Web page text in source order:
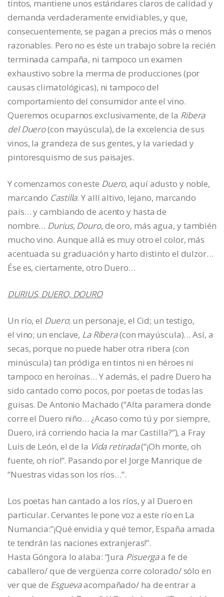
tintos, mantiene unos estándares claros de calidad y
demanda verdaderamente envidiables, y que,
consecuentemente, se pagan a precios más o menos
razonables. Pero no es éste un trabajo sobre la recién
terminada campaña, ni tampoco un examen
exhaustivo sobre la merma de producciones (por
causas climatológicas), ni tampoco del
comportamiento del consumidor ante el vino.
Queremos ocuparnos exclusivamente, de la Ribera
del Duero(con mayúscula), de la excelencia de sus
vinos, la grandeza de sus gentes, y la variedad y
pintoresquismo de sus paisajes.
Y comenzamos con este Duero, aquí adusto y noble,
marcando Castilla. Y allí altivo, lejano, marcando
país… y cambiando de acento y hasta de
nombre… Durius, Douro, de oro, más agua, y también
mucho vino. Aunque allá es muy otro el color, más
acentuada su graduación y harto distinto el dulzor…
Ése es, ciertamente, otro Duero…
DURIUS, DUERO, DOURO
Un río, el Duero; un personaje, el Cid; un testigo,
el vino; un enclave, La Ribera(con mayúscula)… Así, a
secas, porque no puede haber otra ribera (con
minúscula) tan pródiga en tintos ni en héroes ni
tampoco en heroínas… Y además, el padre Duero ha
sido cantado como pocos, por poetas de todas las
guisas. De Antonio Machado (“Alta paramera donde
corre el Duero niño… ¿Acaso como tú y por siempre,
Duero, irá corriendo hacia la mar Castilla?”), a Fray
Luis de León, el de la Vida retirada(“¡Oh monte, oh
fuente, oh río!”. Pasando por el Jorge Manrique de
“Nuestras vidas son los ríos…”.
Los poetas han cantado a los ríos, y al Duero en
particular. Cervantes le pone voz a este río en La
Numancia:”¡Qué envidia y qué temor, España amada
te tendrán las naciones extranjeras!”.
Hasta Góngora lo alaba: “Jura Pisuergaa fe de
caballero/ que de vergüenza corre colorado/ sólo en
ver que de Esguevaacompañado/ ha de entrar a